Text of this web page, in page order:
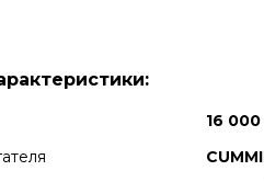
16 000